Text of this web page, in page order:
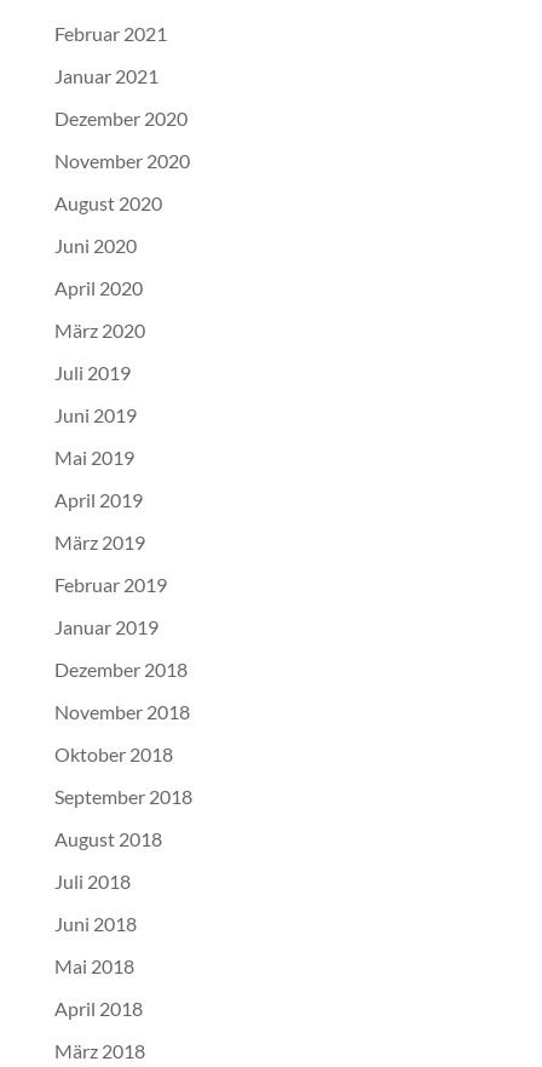
Februar 2021
Januar 2021
Dezember 2020
November 2020
August 2020
Juni 2020
April 2020
März 2020
Juli 2019
Juni 2019
Mai 2019
April 2019
März 2019
Februar 2019
Januar 2019
Dezember 2018
November 2018
Oktober 2018
September 2018
August 2018
Juli 2018
Juni 2018
Mai 2018
April 2018
März 2018